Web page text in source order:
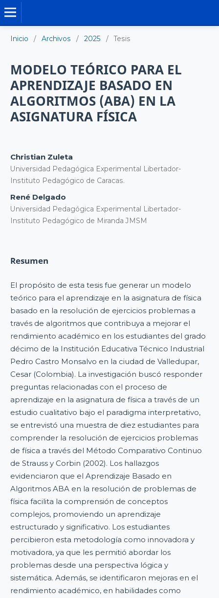
Inicio / Archivos / 2025 / Tesis
MODELO TEÓRICO PARA EL
APRENDIZAJE BASADO EN
ALGORITMOS (ABA) EN LA
ASIGNATURA FÍSICA
Christian Zuleta
Universidad Pedagógica Experimental Libertador-
Instituto Pedagógico de Caracas.
René Delgado
Universidad Pedagógica Experimental Libertador-
Instituto Pedagógico de Miranda JMSM
Resumen
El propósito de esta tesis fue generar un modelo
teórico para el aprendizaje en la asignatura de física
basado en la resolución de ejercicios problemas a
través de algoritmos que contribuya a mejorar el
rendimiento académico en los estudiantes del grado
décimo de la Institución Educativa Técnico Industrial
Pedro Castro Monsalvo en la ciudad de Valledupar,
Cesar (Colombia). La investigación buscó responder
preguntas relacionadas con el proceso de
aprendizaje en la asignatura de física a través de un
estudio cualitativo bajo el paradigma interpretativo,
se entrevistó una muestra de diez estudiantes para
comprender la resolución de ejercicios problemas
de física a través del Método Comparativo Continuo
de Strauss y Corbin (2002). Los hallazgos
evidenciaron que el Aprendizaje Basado en
Algoritmos ABA en la resolución de problemas de
física facilita la comprensión de conceptos
complejos, promoviendo un aprendizaje
estructurado y significativo. Los estudiantes
percibieron esta metodología como innovadora y
motivadora, ya que les permitió abordar los
problemas desde una perspectiva lógica y
sistemática. Además, se identificaron mejoras en el
rendimiento académico, en habilidades como